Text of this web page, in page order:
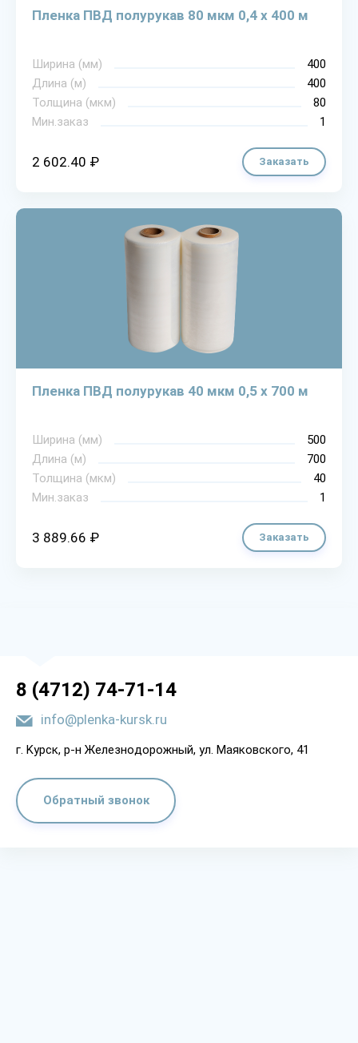
Пленка ПВД полурукав 80 мкм 0,4 х 400 м
Ширина (мм)
400
Длина (м)
400
Толщина (мкм)
80
Мин.заказ
1
2 602.40 ₽ Заказать
Пленка ПВД полурукав 40 мкм 0,5 х 700 м
Ширина (мм)
500
Длина (м)
700
Толщина (мкм)
40
Мин.заказ
1
3 889.66 ₽ Заказать
8 (4712) 74-71-14
info@plenka-kursk.ru
г. Kypcк, p-н Жeлeзнoдopoжный, yл. Мaякoвcкoгo, 41
Обратный звонок